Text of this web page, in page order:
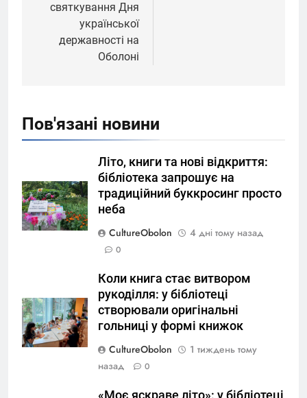
святкування Дня
української
державності на
Оболоні
Пов'язані новини
Літо, книги та нові відкриття:
бібліотека запрошує на
традиційний буккросинг просто
неба
CultureObolon
4 дні тому назад
0
Коли книга стає витвором
рукоділля: у бібліотеці
створювали оригінальні
гольниці у формі книжок
CultureObolon
1 тиждень тому
назад
0